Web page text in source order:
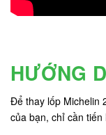
HƯỚNG
Để thay lốp Michelin
của bạn, chỉ cần